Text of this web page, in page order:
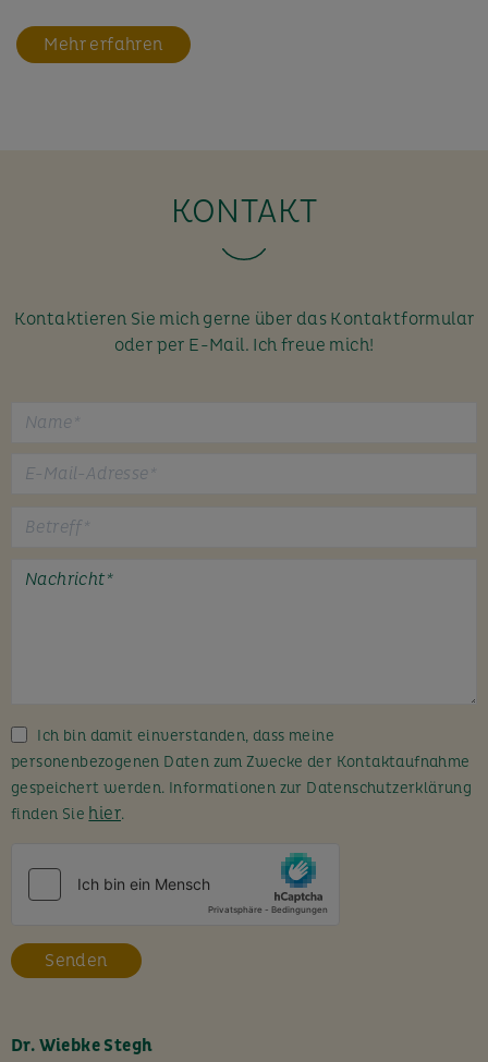
Mehr erfahren
KONTAKT
Kontaktieren Sie mich gerne über das Kontaktformular
oder per E-Mail. Ich freue mich!
e
d
i
e
e
l
e
Ich bin damit einverstanden, dass meine
personenbezogenen Daten zum Zwecke der Kontaktaufnahme
gespeichert werden. Informationen zur Datenschutzerklärung
finden Sie hier.
Dr. Wiebke Stegh